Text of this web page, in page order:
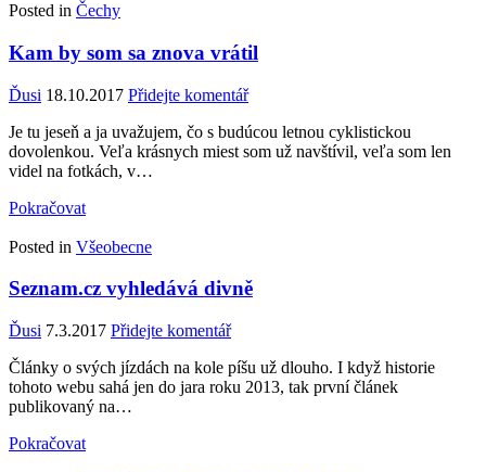
Posted in Čechy
Kam by som sa znova vrátil
Ďusi 18.10.2017 Přidejte komentář
Je tu jeseň a ja uvažujem, čo s budúcou letnou cyklistickou
dovolenkou. Veľa krásnych miest som už navštívil, veľa som len
videl na fotkách, v…
Pokračovat
Posted in Všeobecne
Seznam.cz vyhledává divně
Ďusi 7.3.2017 Přidejte komentář
Články o svých jízdách na kole píšu už dlouho. I když historie
tohoto webu sahá jen do jara roku 2013, tak první článek
publikovaný na…
Pokračovat